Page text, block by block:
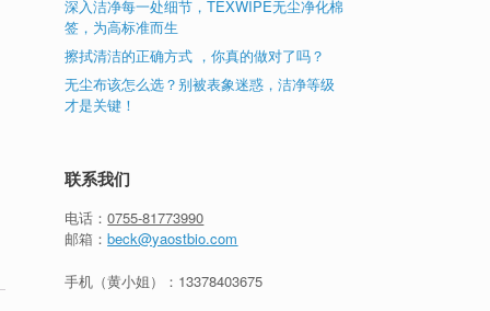
深入洁净每一处细节，TEXWIPE无尘净化棉
签，为高标准而生
擦拭清洁的正确方式 ，你真的做对了吗？
无尘布该怎么选？别被表象迷惑，洁净等级
才是关键！
联系我们
电话：0755-81773990
邮箱：beck@yaostbio.com
手机（黄小姐）： 13378403675